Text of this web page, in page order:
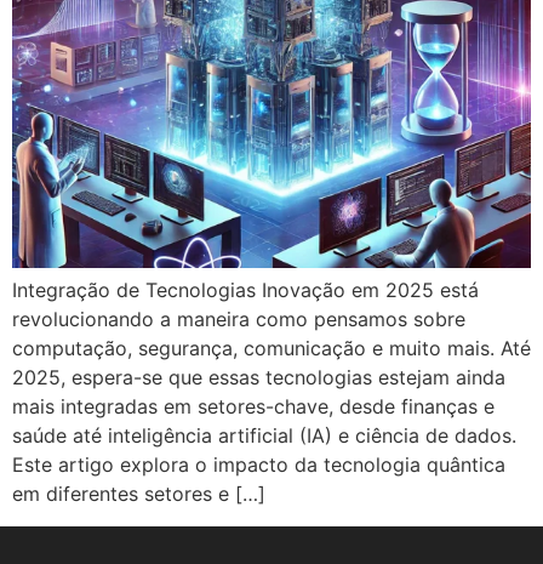
Integração de Tecnologias Inovação em 2025 está
revolucionando a maneira como pensamos sobre
computação, segurança, comunicação e muito mais. Até
2025, espera-se que essas tecnologias estejam ainda
mais integradas em setores-chave, desde finanças e
saúde até inteligência artificial (IA) e ciência de dados.
Este artigo explora o impacto da tecnologia quântica
em diferentes setores e […]